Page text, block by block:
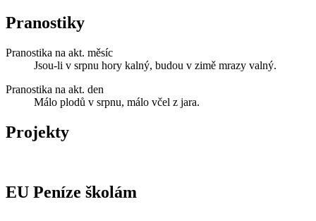
Pranostiky
Pranostika na akt. měsíc
Jsou-li v srpnu hory kalný, budou v zimě mrazy valný.
Pranostika na akt. den
Málo plodů v srpnu, málo včel z jara.
Projekty
EU Peníze školám